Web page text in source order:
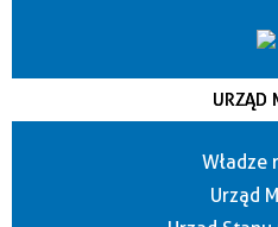
URZĄD
Władze
Urząd